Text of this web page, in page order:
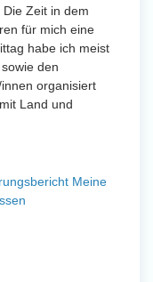
Zeit in dem
für mich eine
habe ich meist
den
organisiert
Land und
Meine